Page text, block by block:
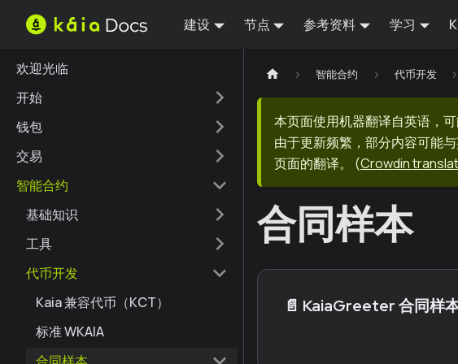
建设 节点 参考资料 学习
欢迎光临
开始
钱包
交易
智能合约
基础知识
工具
代币开发
Kaia 兼容代币（KCT）
标准 WKAIA
智能合约 代币开发
本页面使用机器翻译自英语，
由于更新频繁，部分内容可能
页面的翻译。
(Crowdin
合同样本
📄️ KaiaGreeter 合同样